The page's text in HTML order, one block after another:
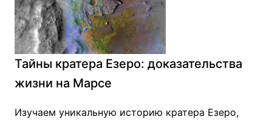
Тайны кратера Езеро: доказательства
жизни на Марсе
Изучаем уникальную историю кратера Езеро,